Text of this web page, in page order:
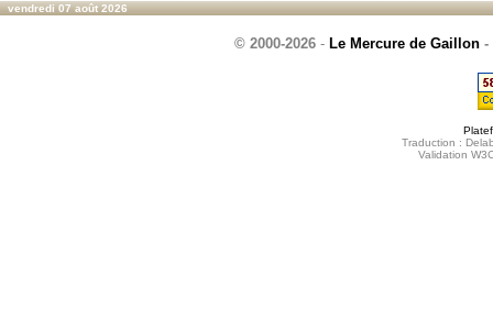
vendredi 07 août 2026
© 2000-2026 - Le Mercure de Gaillon -
Traduction :
Validation